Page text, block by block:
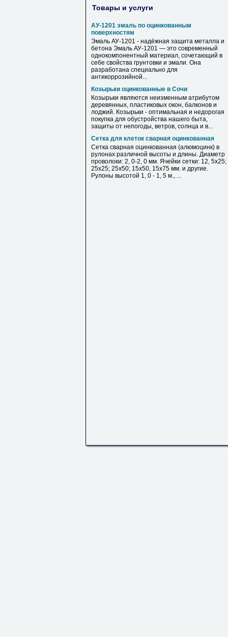
Товары и услуги
АУ-1201 эмаль по оцинкованным
поверхностям
Эмаль АУ-1201 - надёжная защита металла и
бетона Эмаль АУ-1201 — это современный
однокомпонентный материал, сочетающий в
себе свойства грунтовки и эмали. Она
разработана специально для
антикоррозийной...
Козырьки оцинкованные в Сочи
Козырьки являются неизменным атрибутом
деревянных, пластиковых окон, балконов и
лоджий. Козырьки - оптимальная и недорогая
покупка для обустройства нашего быта,
защиты от непогоды, ветров, солнца и в...
Сетка для клеток сварная оцинкованная
Сетка сварная оцинкованная (алюмоцинк) в
рулонах различной высоты и длины. Диаметр
проволоки: 2, 0-2, 0 мм. Ячейки сетки: 12, 5х25;
25х25; 25х50; 15х50, 15х75 мм. и другие.
Рулоны высотой 1, 0 - 1, 5 м., ...